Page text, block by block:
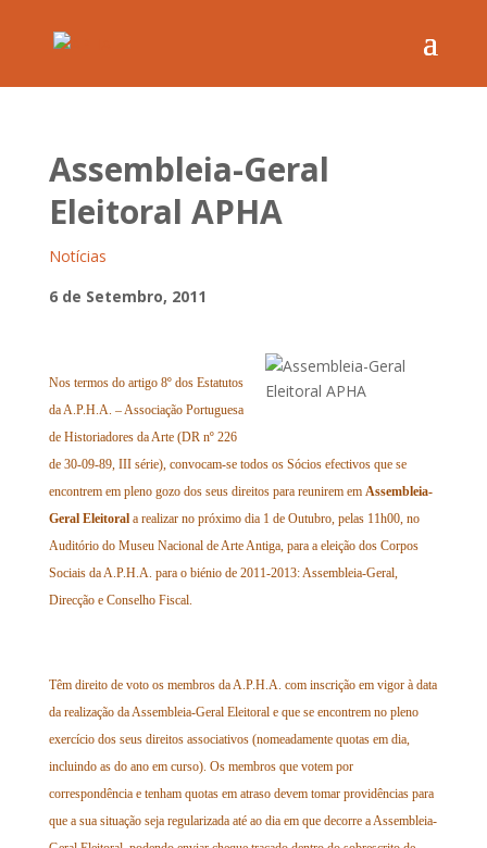
Assembleia-Geral
Eleitoral APHA
Notícias
6 de Setembro, 2011
Nos termos do artigo 8º dos Estatutos
da A.P.H.A. – Associação Portuguesa
de Historiadores da Arte (DR nº 226
de 30-09-89, III série), convocam-se todos os Sócios efectivos que se
encontrem em pleno gozo dos seus direitos para reunirem em Assembleia-
Geral Eleitorala realizar no próximo dia 1 de Outubro, pelas 11h00, no
Auditório do Museu Nacional de Arte Antiga, para a eleição dos Corpos
Sociais da A.P.H.A. para o biénio de 2011-2013: Assembleia-Geral,
Direcção e Conselho Fiscal.
Têm direito de voto os membros da A.P.H.A. com inscrição em vigor à data
da realização da Assembleia-Geral Eleitoral e que se encontrem no pleno
exercício dos seus direitos associativos (nomeadamente quotas em dia,
incluindo as do ano em curso). Os membros que votem por
correspondência e tenham quotas em atraso devem tomar providências para
que a sua situação seja regularizada até ao dia em que decorre a Assembleia-